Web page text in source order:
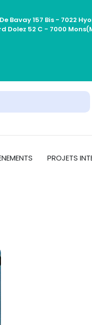
Bavay 157 Bis - 7022
Dolez 52 C - 7000
PROJETS